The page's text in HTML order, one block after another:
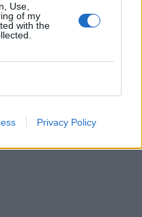
Use,
of my
with the
Privacy Policy